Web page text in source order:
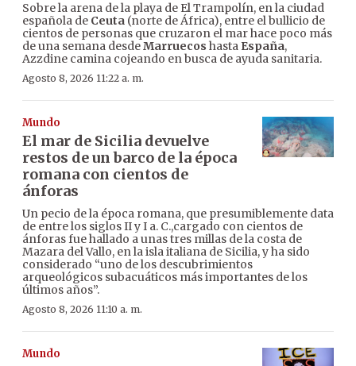
Sobre la arena de la playa de El Trampolín, en la ciudad
española de Ceuta (norte de África), entre el bullicio de
cientos de personas que cruzaron el mar hace poco más
de una semana desdeMarruecos hasta España,
Azzdine camina cojeando en busca de ayuda sanitaria.
Agosto 8, 2026 11:22 a. m.
Mundo
El mar de Sicilia devuelve
restos de un barco de la época
romana con cientos de
ánforas
Un pecio de la época romana, que presumiblemente data
de entre los siglos II y I a. C.,cargado con cientos de
ánforas fue hallado a unas tres millas de la costa de
Mazara del Vallo, en la isla italiana de Sicilia, y ha sido
considerado “uno de los descubrimientos
arqueológicos subacuáticos más importantes de los
últimos años”.
Agosto 8, 2026 11:10 a. m.
Mundo